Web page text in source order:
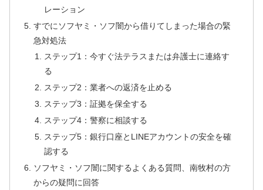
レーション
すでにソフヤミ・ソフ闇から借りてしまった場合の緊
急対処法
ステップ1：今すぐ法テラスまたは弁護士に連絡す
る
ステップ2：業者への返済を止める
ステップ3：証拠を保全する
ステップ4：警察に相談する
ステップ5：銀行口座とLINEアカウントの安全を確
認する
ソフヤミ・ソフ闇に関するよくある質問、南牧村の方
からの疑問に回答